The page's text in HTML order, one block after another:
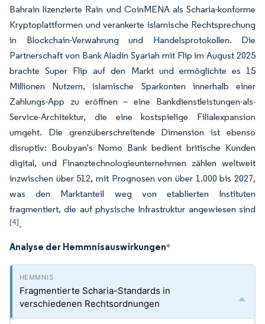
Bahrain lizenzierte Rain und CoinMENA als Scharia-konforme
Kryptoplattformen und verankerte islamische Rechtsprechung
in Blockchain-Verwahrung und Handelsprotokollen. Die
Partnerschaft von Bank Aladin Syariah mit Flip im August 2025
brachte Super Flip auf den Markt und ermöglichte es 15
Millionen Nutzern, islamische Sparkonten innerhalb einer
Zahlungs-App zu eröffnen – eine Bankdienstleistungen-als-
Service-Architektur, die eine kostspielige Filialexpansion
umgeht. Die grenzüberschreitende Dimension ist ebenso
disruptiv: Boubyan's Nomo Bank bedient britische Kunden
digital, und Finanztechnologieunternehmen zählen weltweit
inzwischen über 512, mit Prognosen von über 1.000 bis 2027,
was den Marktanteil weg von etablierten Instituten
fragmentiert, die auf physische Infrastruktur angewiesen sind
[4].
Analyse der Hemmnisauswirkungen*
Fragmentierte Scharia-Standards in
verschiedenen Rechtsordnungen